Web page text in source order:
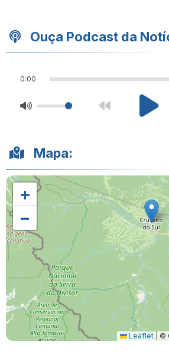
Ouça Podcast da
0:00
Mapa:
+
−
Leaflet ©